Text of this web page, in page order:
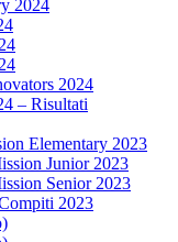
2024
2024
– Risultati
Elementary 2023
Junior 2023
Senior 2023
2023